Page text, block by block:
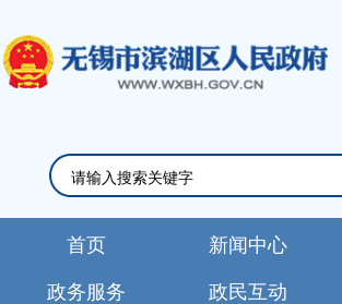
首页 新闻中心
政务服务 政民互动